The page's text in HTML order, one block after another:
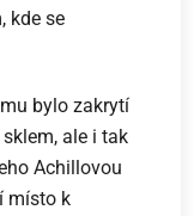
kde se
bylo zakrytí
ale i tak
Achillovou
místo k